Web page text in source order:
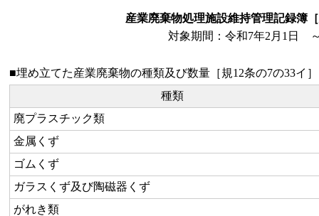
産業廃棄物処理施設維持管理記録簿
対象期間：令和7年2月1日
■埋め立てた産業廃棄物の種類及び数量［規12条の7の33イ］
種類
廃プラスチック類
金属くず
ゴムくず
ガラスくず及び陶磁器くず
がれき類